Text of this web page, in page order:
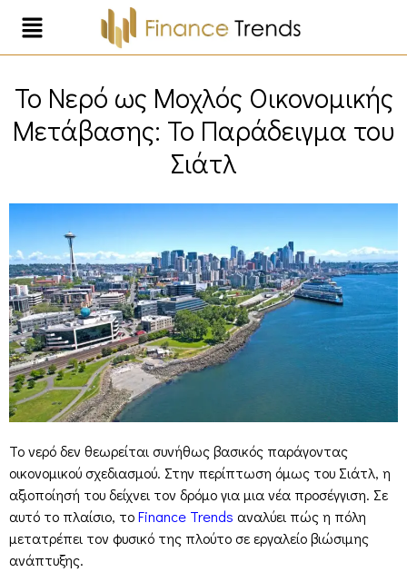
Το Νερό ως Μοχλός Οικονομικής
Μετάβασης: Το Παράδειγμα του
Σιάτλ
Το νερό δεν θεωρείται συνήθως βασικός παράγοντας
οικονομικού σχεδιασμού. Στην περίπτωση όμως του Σιάτλ, η
αξιοποίησή του δείχνει τον δρόμο για μια νέα προσέγγιση. Σε
αυτό το πλαίσιο, τοFinance Trends αναλύει πώς η πόλη
μετατρέπει τον φυσικό της πλούτο σε εργαλείο βιώσιμης
ανάπτυξης.